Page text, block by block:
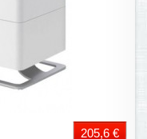
205,6 €